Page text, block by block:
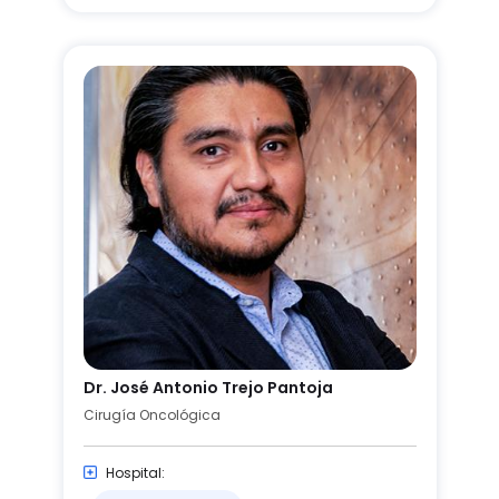
Dr. José Antonio Trejo Pantoja
Cirugía Oncológica
Hospital: